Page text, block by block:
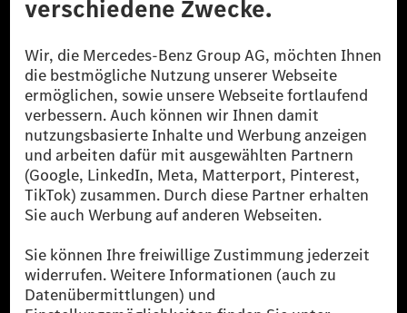
© 2026 Mercedes-Benz Group AG. Alle Rechte vorbehalten.
[1] Bilanziell CO₂-neutral bedeutet, dass nicht vermiedene oder nicht
reduzierte CO₂-Emissionen bei der Mercedes-Benz Group durch
zertifizierte Ausgleichsprojekte kompensiert werden.
[2] Renewable Charging ist ein integraler Bestandteil von MB.CHARGE
Public in Europa, den USA, Kanada und China. Sofern an der jeweiligen
Ladestation noch kein Strom aus erneuerbaren Energien vorliegt,
verwendet Renewable Charging Grünstromzertifikate*. Diese stellen
sicher, dass für Ladevorgänge über MB.CHARGE Public eine äquivalente
Strommenge aus erneuerbaren Energien ins Stromnetz eingespeist wird.
als sechs Jahre sind.
* Inkl. EKOenergy Ökolabel
* Die angegebenen Werte wurden nach dem vorgeschriebenen
Messverfahren WLTP (Worldwide harmonised Light vehicles Test